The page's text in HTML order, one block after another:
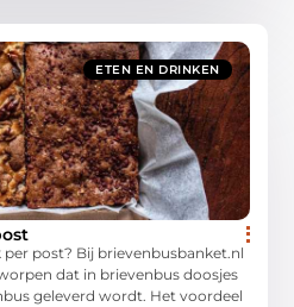
ETEN EN DRINKEN
post? Bij brievenbusbanket.nl
dat in brievenbus doosjes
geleverd wordt. Het voordeel